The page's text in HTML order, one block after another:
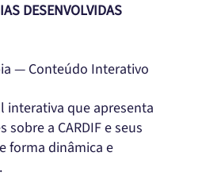
DESENVOLVIDAS
— Conteúdo Interativo
interativa que apresenta
sobre a CARDIF e seus
forma dinâmica e